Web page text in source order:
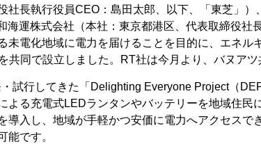
長執行役員CEO：島田太郎、以下、「東芝」）
海運株式会社（本社：東京都港区、代表取締役社
電化地域に電力を届けることを目的に、エネル
共同で設立しました。RT社は今月より、バヌア
試行してきた「Delighting Everyone Project（
る充電式LEDランタンやバッテリーを地域住民
導入し、地域が手軽かつ安価に電力へアクセス
能です。